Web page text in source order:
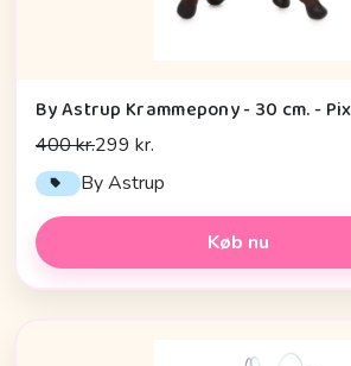
By Astrup Krammepony - 30 cm. -
400 kr.299 kr.
By Astrup
Køb nu